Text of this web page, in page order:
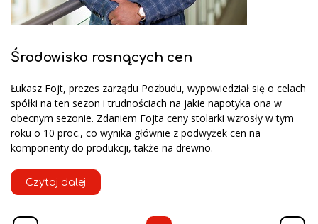
Środowisko rosnących cen
Łukasz Fojt, prezes zarządu Pozbudu, wypowiedział się o celach
spółki na ten sezon i trudnościach na jakie napotyka ona w
obecnym sezonie. Zdaniem Fojta ceny stolarki wzrosły w tym
roku o 10 proc., co wynika głównie z podwyżek cen na
komponenty do produkcji, także na drewno.
Czytaj dalej